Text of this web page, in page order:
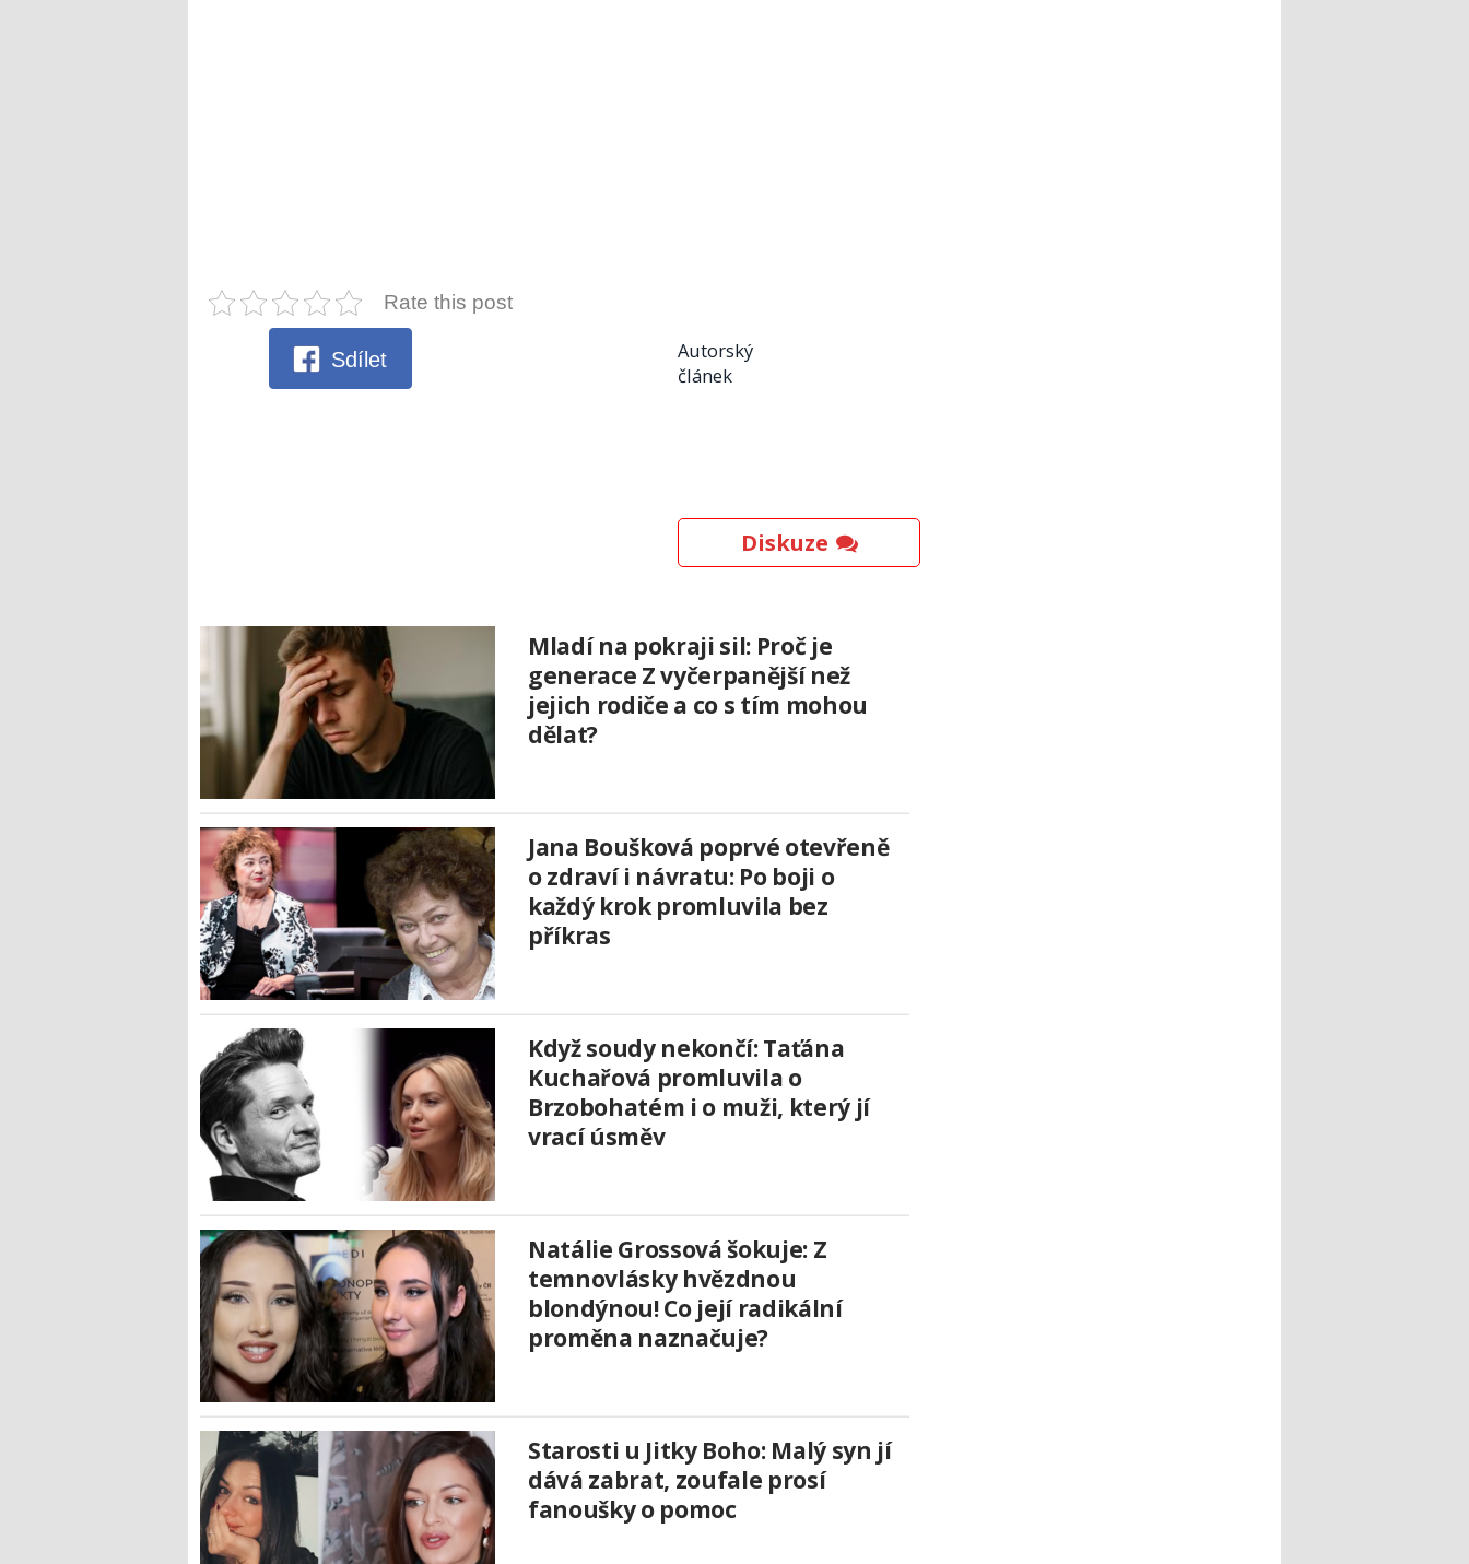
Rate this post
Sdílet
Autorský
článek
Diskuze
Mladí na pokraji sil: Proč je
generace Z vyčerpanější než
jejich rodiče a co s tím mohou
dělat?
Jana Boušková poprvé otevřeně
o zdraví i návratu: Po boji o
každý krok promluvila bez
příkras
Když soudy nekončí: Taťána
Kuchařová promluvila o
Brzobohatém i o muži, který jí
vrací úsměv
Natálie Grossová šokuje: Z
temnovlásky hvězdnou
blondýnou! Co její radikální
proměna naznačuje?
Starosti u Jitky Boho: Malý syn jí
dává zabrat, zoufale prosí
fanoušky o pomoc